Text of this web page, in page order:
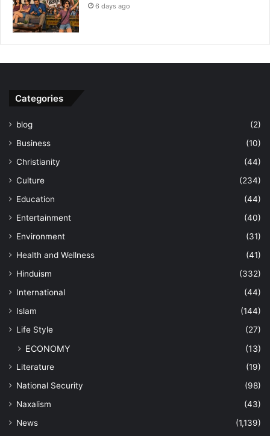
6 days ago
Categories
blog
(2)
Business
(10)
Christianity
(44)
Culture
(234)
Education
(44)
Entertainment
(40)
Environment
(31)
Health and Wellness
(41)
Hinduism
(332)
International
(44)
Islam
(144)
Life Style
(27)
ECONOMY (13)
Literature
(19)
National Security
(98)
Naxalism
(43)
News
(1,139)